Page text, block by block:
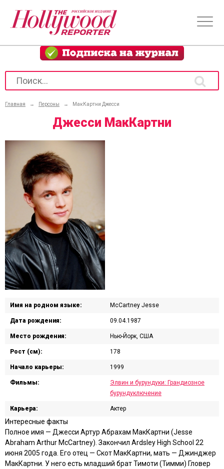
Главная → Персоны → МакКартни Джесси
Джесси МакКартни
Имя на родном языке: McCartney Jesse
Дата рождения: 09.04.1987
Место рождения: Нью-Йорк, США
Рост (см): 178
Начало карьеры: 1999
Фильмы:
Элвин и бурундуки: Грандиозное
бурундуключение
Карьера: Актер
Интересные факты
Полное имя — Джесси Артур Абрахам МакКартни (Jesse
Abraham Arthur McCartney). Закончил Ardsley High School 22
июня 2005 года. Его отец — Скот МакКартни, мать — Джинджер
МакКартни. У него есть младший брат Тимоти (Тимми) Гловер